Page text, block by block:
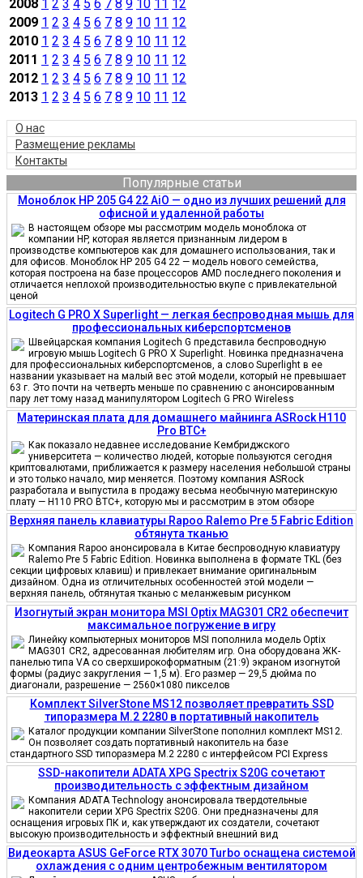
2008 1 2 3 4 5 6 7 8 9 10 11 12
2009 1 2 3 4 5 6 7 8 9 10 11 12
2010 1 2 3 4 5 6 7 8 9 10 11 12
2011 1 2 3 4 5 6 7 8 9 10 11 12
2012 1 2 3 4 5 6 7 8 9 10 11 12
2013 1 2 3 4 5 6 7 8 9 10 11 12
О нас
Размещение рекламы
Контакты
Популярные статьи
Моноблок HP 205 G4 22 AiO — одно из лучших решений для
офисной и удаленной работы
В настоящем обзоре мы рассмотрим модель моноблока от
компании HP, которая является признанным лидером в
производстве компьютеров как для домашнего использования, так и
для офисов. Моноблок HP 205 G4 22 — модель нового семейства,
которая построена на базе процессоров AMD последнего поколения и
отличается неплохой производительностью вкупе с привлекательной
ценой
Logitech G PRO X Superlight — легкая беспроводная мышь для
профессиональных киберспортсменов
Швейцарская компания Logitech G представила беспроводную
игровую мышь Logitech G PRO X Superlight. Новинка предназначена
для профессиональных киберспортсменов, а слово Superlight в ее
названии указывает на малый вес этой модели, который не превышает
63 г. Это почти на четверть меньше по сравнению с анонсированным
пару лет тому назад манипулятором Logitech G PRO Wireless
Материнская плата для домашнего майнинга ASRock H110
Pro BTC+
Как показало недавнее исследование Кембриджского
университета — количество людей, которые пользуются сегодня
криптовалютами, приближается к размеру населения небольшой страны
и это только начало, мир меняется. Поэтому компания ASRock
разработала и выпустила в продажу весьма необычную материнскую
плату — H110 PRO BTC+, которую мы и рассмотрим в этом обзоре
Верхняя панель клавиатуры Rapoo Ralemo Pre 5 Fabric Edition
обтянута тканью
Компания Rapoo анонсировала в Китае беспроводную клавиатуру
Ralemo Pre 5 Fabric Edition. Новинка выполнена в формате TKL (без
секции цифровых клавиш) и привлекает внимание оригинальным
дизайном. Одна из отличительных особенностей этой модели —
верхняя панель, обтянутая тканью с меланжевым рисунком
Изогнутый экран монитора MSI Optix MAG301 CR2 обеспечит
максимальное погружение в игру
Линейку компьютерных мониторов MSI пополнила модель Optix
MAG301 CR2, адресованная любителям игр. Она оборудована ЖК-
панелью типа VA со сверхширокоформатным (21:9) экраном изогнутой
формы (радиус закругления — 1,5 м). Его размер — 29,5 дюйма по
диагонали, разрешение — 2560×1080 пикселов
Комплект SilverStone MS12 позволяет превратить SSD
типоразмера M.2 2280 в портативный накопитель
Каталог продукции компании SilverStone пополнил комплект MS12.
Он позволяет создать портативный накопитель на базе
стандартного SSD типоразмера M.2 2280 с интерфейсом PCI Express
SSD-накопители ADATA XPG Spectrix S20G сочетают
производительность с эффектным дизайном
Компания ADATA Technology анонсировала твердотельные
накопители серии XPG Spectrix S20G. Они предназначены для
оснащения игровых ПК и, как утверждают их создатели, сочетают
высокую производительность и эффектный внешний вид
Видеокарта ASUS GeForce RTX 3070 Turbo оснащена системой
охлаждения с одним центробежным вентилятором